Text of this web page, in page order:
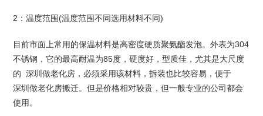
2：温度范围(温度范围不同选用材料不同)
目前市面上常用的保温材料是高密度硬质聚氨酯发泡。外表为304
不锈钢，它的最高耐温为85度，硬度好，型质佳，尤其是大尺度
的 深圳做老化房，必须采用该材料，拆装也比较容易，便于
深圳做老化房搬迁。但是价格相对较贵，但一般专业的公司都会
使用。